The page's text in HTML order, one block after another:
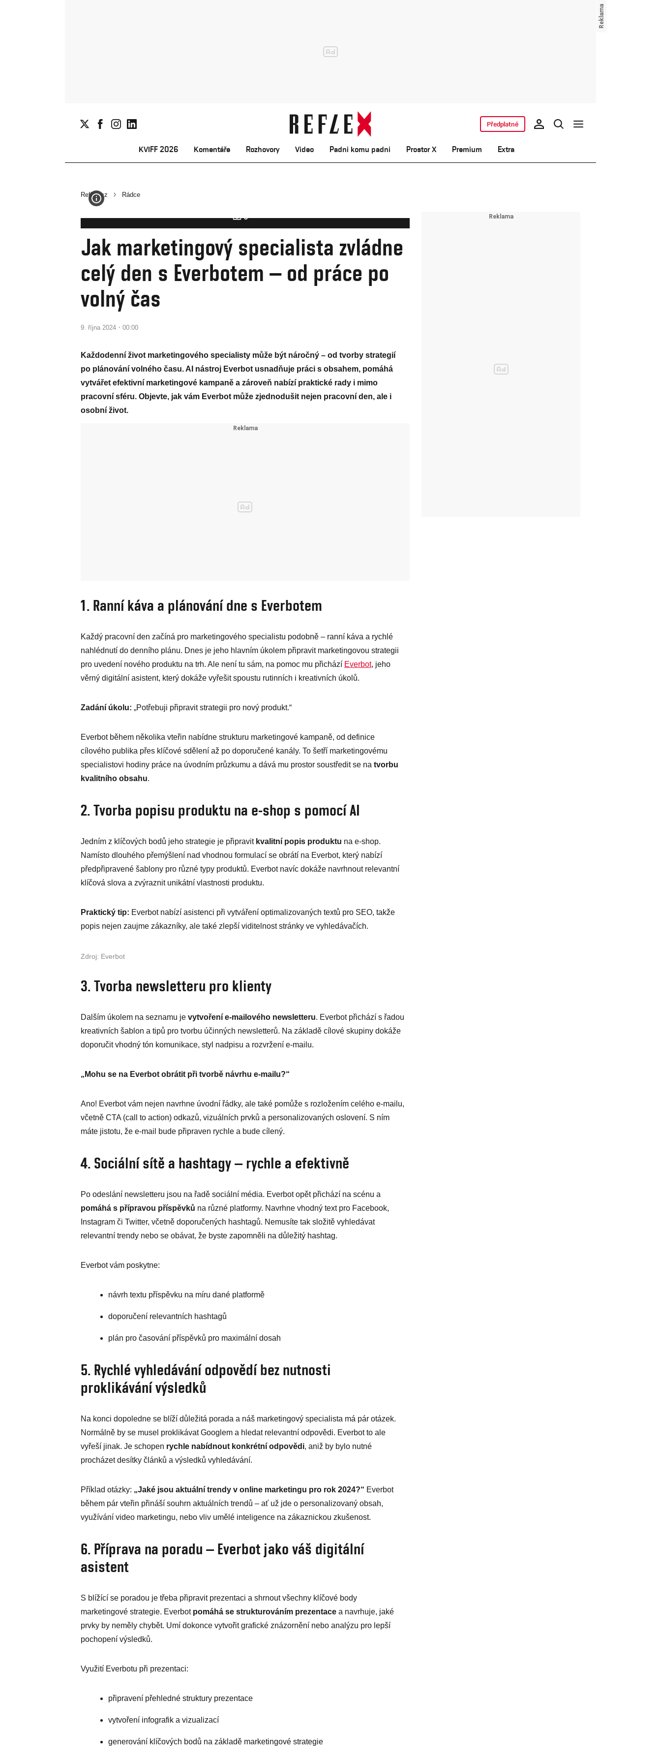
KVIFF 2026 Komentáře Rozhovory Video Padni komu padni Prostor X Premium Extra
Předplatné
Reflex.cz Rádce
3
Fotogalerie
Jak marketingový specialista zvládne
celý den s Everbotem – od práce po
volný čas
9. října 2024 · 00:00
Každodenní život marketingového specialisty může být náročný – od tvorby strategií
po plánování volného času. AI nástroj Everbot usnadňuje práci s obsahem, pomáhá
vytvářet efektivní marketingové kampaně a zároveň nabízí praktické rady i mimo
pracovní sféru. Objevte, jak vám Everbot může zjednodušit nejen pracovní den, ale i
osobní život.
1. Ranní káva a plánování dne s Everbotem
Každý pracovní den začíná pro marketingového specialistu podobně – ranní káva a rychlé
nahlédnutí do denního plánu. Dnes je jeho hlavním úkolem připravit marketingovou strategii
pro uvedení nového produktu na trh. Ale není tu sám, na pomoc mu přichází Everbot, jeho
věrný digitální asistent, který dokáže vyřešit spoustu rutinních i kreativních úkolů.
Zadání úkolu: „Potřebuji připravit strategii pro nový produkt.“
Everbot během několika vteřin nabídne strukturu marketingové kampaně, od definice
cílového publika přes klíčové sdělení až po doporučené kanály. To šetří marketingovému
specialistovi hodiny práce na úvodním průzkumu a dává mu prostor soustředit se na tvorbu
kvalitního obsahu.
2. Tvorba popisu produktu na e-shop s pomocí AI
Jedním z klíčových bodů jeho strategie je připravit kvalitní popis produktu na e-shop.
Namísto dlouhého přemýšlení nad vhodnou formulací se obrátí na Everbot, který nabízí
předpřipravené šablony pro různé typy produktů. Everbot navíc dokáže navrhnout relevantní
klíčová slova a zvýraznit unikátní vlastnosti produktu.
Praktický tip: Everbot nabízí asistenci při vytváření optimalizovaných textů pro SEO, takže
popis nejen zaujme zákazníky, ale také zlepší viditelnost stránky ve vyhledávačích.
Zdroj: Everbot
3. Tvorba newsletteru pro klienty
Dalším úkolem na seznamu je vytvoření e-mailového newsletteru. Everbot přichází s řadou
kreativních šablon a tipů pro tvorbu účinných newsletterů. Na základě cílové skupiny dokáže
doporučit vhodný tón komunikace, styl nadpisu a rozvržení e-mailu.
„Mohu se na Everbot obrátit při tvorbě návrhu e-mailu?“
Ano! Everbot vám nejen navrhne úvodní řádky, ale také pomůže s rozložením celého e-mailu,
včetně CTA (call to action) odkazů, vizuálních prvků a personalizovaných oslovení. S ním
máte jistotu, že e-mail bude připraven rychle a bude cílený.
4. Sociální sítě a hashtagy – rychle a efektivně
Po odeslání newsletteru jsou na řadě sociální média. Everbot opět přichází na scénu a
pomáhá s přípravou příspěvků na různé platformy. Navrhne vhodný text pro Facebook,
Instagram či Twitter, včetně doporučených hashtagů. Nemusíte tak složitě vyhledávat
relevantní trendy nebo se obávat, že byste zapomněli na důležitý hashtag.
Everbot vám poskytne:
návrh textu příspěvku na míru dané platformě
doporučení relevantních hashtagů
plán pro časování příspěvků pro maximální dosah
5. Rychlé vyhledávání odpovědí bez nutnosti
proklikávání výsledků
Na konci dopoledne se blíží důležitá porada a náš marketingový specialista má pár otázek.
Normálně by se musel proklikávat Googlem a hledat relevantní odpovědi. Everbot to ale
vyřeší jinak. Je schopen rychle nabídnout konkrétní odpovědi, aniž by bylo nutné
procházet desítky článků a výsledků vyhledávání.
Příklad otázky: „Jaké jsou aktuální trendy v online marketingu pro rok 2024?“ Everbot
během pár vteřin přináší souhrn aktuálních trendů – ať už jde o personalizovaný obsah,
využívání video marketingu, nebo vliv umělé inteligence na zákaznickou zkušenost.
6. Příprava na poradu – Everbot jako váš digitální
asistent
S blížící se poradou je třeba připravit prezentaci a shrnout všechny klíčové body
marketingové strategie. Everbot pomáhá se strukturováním prezentace a navrhuje, jaké
prvky by neměly chybět. Umí dokonce vytvořit grafické znázornění nebo analýzu pro lepší
pochopení výsledků.
Využití Everbotu při prezentaci:
připravení přehledné struktury prezentace
vytvoření infografik a vizualizací
generování klíčových bodů na základě marketingové strategie